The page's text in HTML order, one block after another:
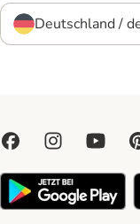
Deutschland /